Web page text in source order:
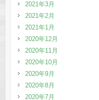
2021年3月
2021年2月
2021年1月
2020年12月
2020年11月
2020年10月
2020年9月
2020年8月
2020年7月